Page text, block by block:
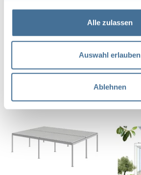
Alle zulassen
Auswahl erlauben
Ablehnen
Details und Varianten